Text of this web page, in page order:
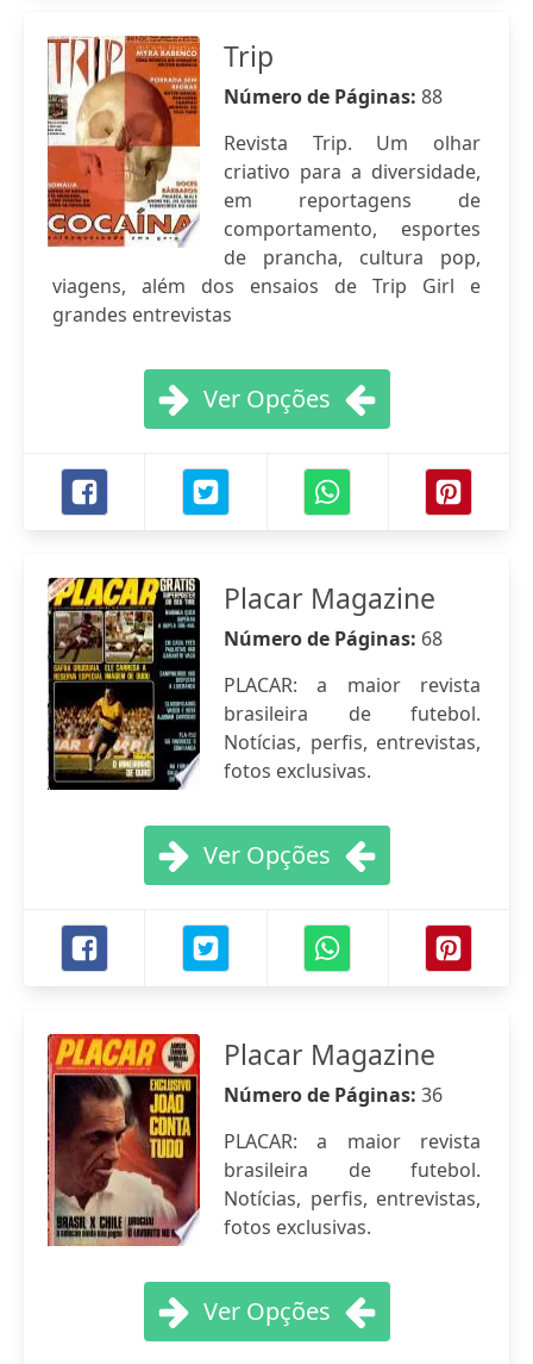
Trip
Número de Páginas: 88
Revista Trip. Um olhar
criativo para a diversidade,
em reportagens de
comportamento, esportes
de prancha, cultura pop,
viagens, além dos ensaios de Trip Girl e
grandes entrevistas
Ver Opções
Placar Magazine
Número de Páginas: 68
PLACAR: a maior revista
brasileira de futebol.
Notícias, perfis, entrevistas,
fotos exclusivas.
Ver Opções
Placar Magazine
Número de Páginas: 36
PLACAR: a maior revista
brasileira de futebol.
Notícias, perfis, entrevistas,
fotos exclusivas.
Ver Opções